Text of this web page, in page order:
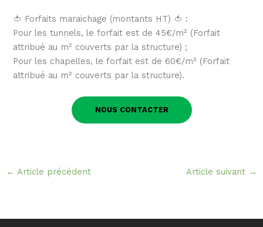
🍅 Forfaits maraichage (montants HT) 🍅 :
Pour les tunnels, le forfait est de 45€/m² (Forfait
attribué au m² couverts par la structure) ;
Pour les chapelles, le forfait est de 60€/m² (Forfait
attribué au m² couverts par la structure).
NOUS CONTACTER
← Article précédent Article suivant →